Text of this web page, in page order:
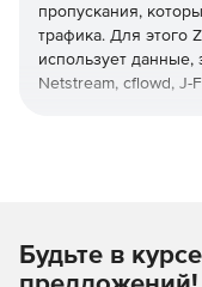
пропускания,
трафика. Для этого
использует данные,
Netstream, cflowd, J-
трафике.
анализ информации
Будьте в